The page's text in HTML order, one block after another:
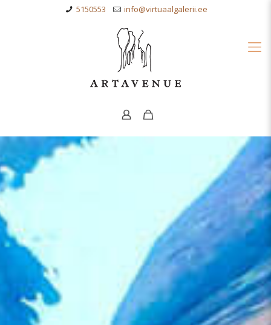
5150553 info@virtuaalgalerii.ee